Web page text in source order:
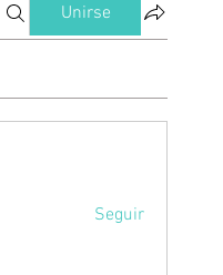
Unirse
Seguir